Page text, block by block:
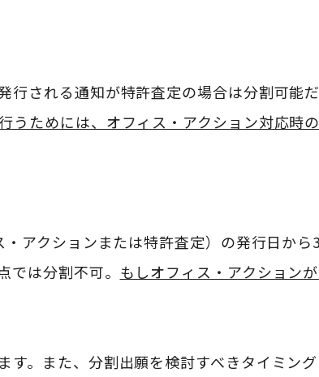
行される通知が特許査定の場合は分割可能
うためには、オフィス・アクション対応時
・アクションまたは特許査定）の発行日から
は分割不可。 もしオフィス・アクション
す。また、分割出願を検討すべきタイミング